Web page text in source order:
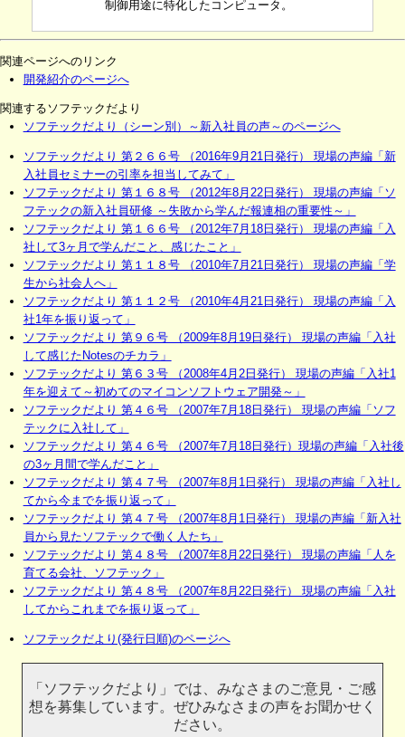
制御用途に特化したコンピュータ。
関連ページへのリンク
開発紹介のページへ
関連するソフテックだより
ソフテックだより（シーン別）～新入社員の声～のページへ
ソフテックだより 第２６６号 （2016年9月21日発行） 現場の声編「新
入社員セミナーの引率を担当してみて」
ソフテックだより 第１６８号 （2012年8月22日発行） 現場の声編「ソ
フテックの新入社員研修 ～失敗から学んだ報連相の重要性～」
ソフテックだより 第１６６号 （2012年7月18日発行） 現場の声編「入
社して3ヶ月で学んだこと、感じたこと」
ソフテックだより 第１１８号 （2010年7月21日発行） 現場の声編「学
生から社会人へ」
ソフテックだより 第１１２号 （2010年4月21日発行） 現場の声編「入
社1年を振り返って」
ソフテックだより 第９６号 （2009年8月19日発行） 現場の声編「入社
して感じたNotesのチカラ」
ソフテックだより 第６３号 （2008年4月2日発行） 現場の声編「入社1
年を迎えて～初めてのマイコンソフトウェア開発～」
ソフテックだより 第４６号 （2007年7月18日発行） 現場の声編「ソフ
テックに入社して」
ソフテックだより 第４６号 （2007年7月18日発行）現場の声編「入社後
の3ヶ月間で学んだこと」
ソフテックだより 第４７号 （2007年8月1日発行） 現場の声編「入社し
てから今までを振り返って」
ソフテックだより 第４７号 （2007年8月1日発行） 現場の声編「新入社
員から見たソフテックで働く人たち」
ソフテックだより 第４８号 （2007年8月22日発行） 現場の声編「人を
育てる会社、ソフテック」
ソフテックだより 第４８号 （2007年8月22日発行） 現場の声編「入社
してからこれまでを振り返って」
ソフテックだより(発行日順)のページへ
「ソフテックだより」では、みなさまのご意見・ご感
想を募集しています。ぜひみなさまの声をお聞かせく
ださい。